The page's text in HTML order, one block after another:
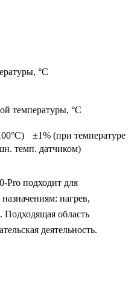
°С
температуры, °С
±1% (при температуре
темп. датчиком)
Pro подходит для
нагрев,
область
деятельность.